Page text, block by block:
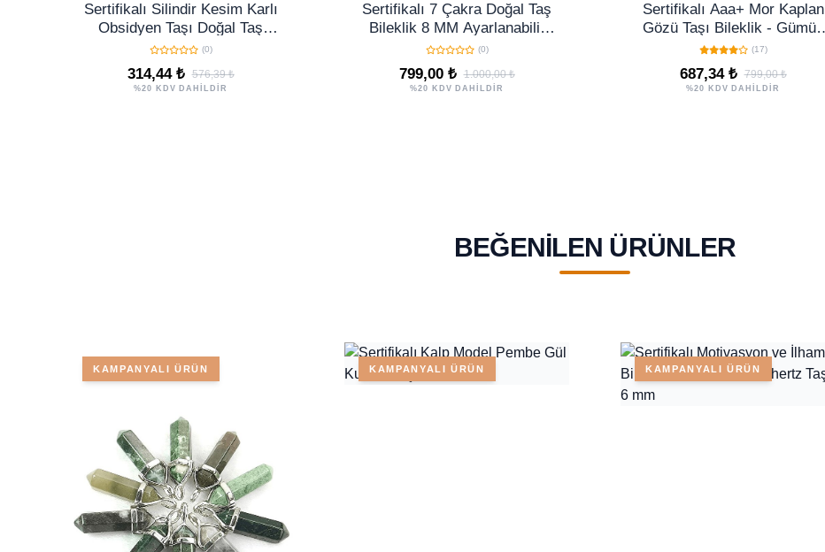
Sertifikalı Silindir Kesim Karlı
Obsidyen Taşı Doğal Taş
Bileklik(0)
314,44 ₺ 576,39 ₺
%20 KDV DAHİLDİR
Sertifikalı 7 Çakra Doğal Taş
Bileklik 8 MM Ayarlanabilir
Unisex Premium Model
(0)
799,00 ₺ 1.000,00 ₺
%20 KDV DAHİLDİR
Sertifikalı Aaa+ Mor Kaplan
Gözü Taşı Bileklik - Gümüş
Aparatlı(17)
687,34 ₺ 799,00 ₺
%20 KDV DAHİLDİR
BEĞENILEN ÜRÜNLER
KAMPANYALI ÜRÜN KAMPANYALI ÜRÜN KAMPANYALI ÜRÜN